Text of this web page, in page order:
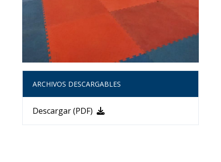
ARCHIVOS DESCARGABLES
Descargar (PDF)